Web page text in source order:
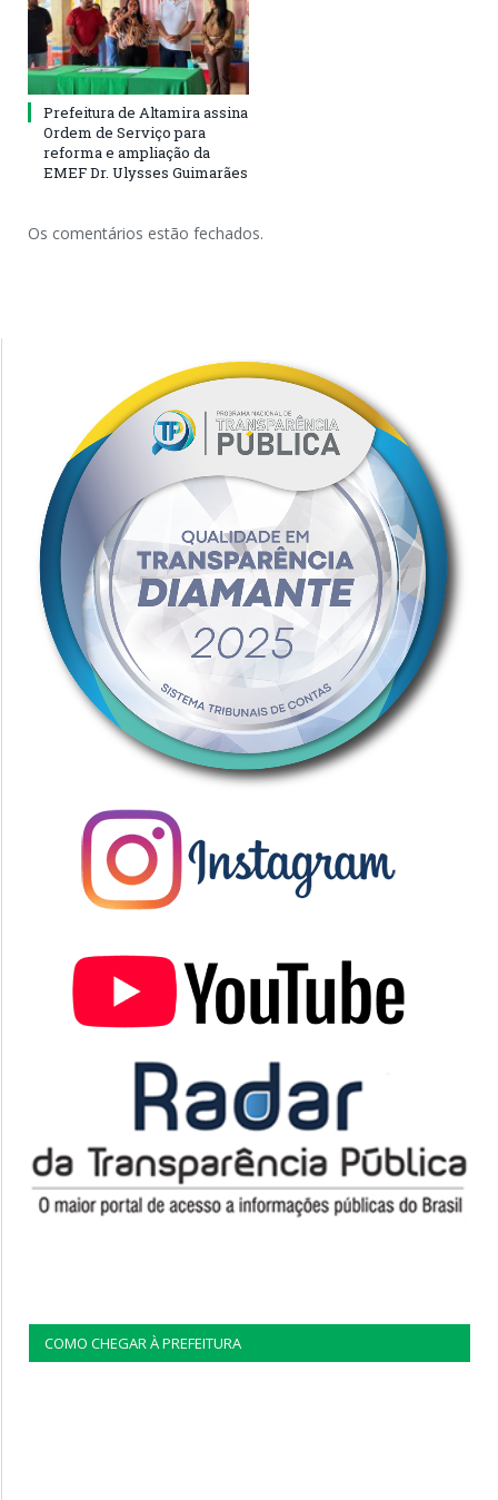
Prefeitura de Altamira assina
Ordem de Serviço para
reforma e ampliação da
EMEF Dr. Ulysses Guimarães
Os comentários estão fechados.
COMO CHEGAR À PREFEITURA